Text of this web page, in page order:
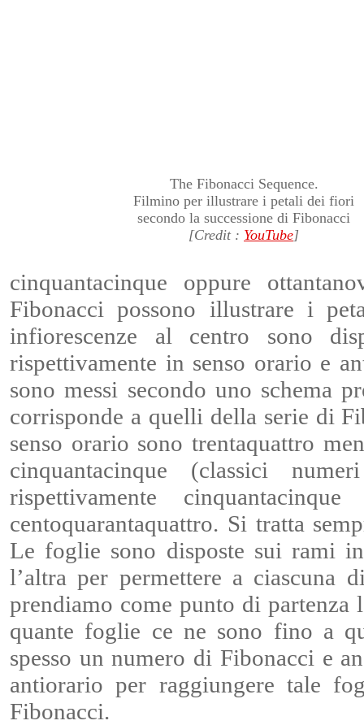
The Fibonacci Sequence.
Filmino per illustrare i petali dei fiori
secondo la successione di Fibonacci
[Credit : YouTube]
cinquantacinque oppure
Fibonacci possono illustrare i
infiorescenze al centro sono
rispettivamente in senso orario e
sono messi secondo uno schema
corrisponde a quelli della serie di
senso orario sono trentaquattro
cinquantacinque (classici
rispettivamente
centoquarantaquattro. Si tratta
Le foglie sono disposte sui rami
l’altra per permettere a ciascuna
prendiamo come punto di
quante foglie ce ne sono fino a
spesso un numero di Fibonacci e
antiorario per raggiungere tale
Fibonacci.